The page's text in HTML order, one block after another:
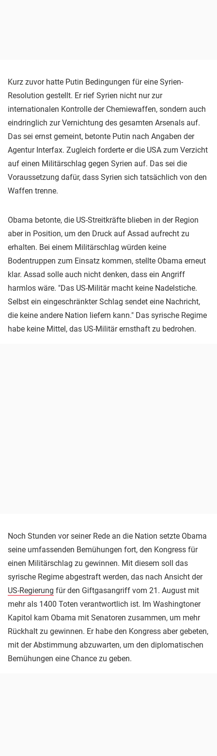
Kurz zuvor hatte Putin Bedingungen für eine Syrien-
Resolution gestellt. Er rief Syrien nicht nur zur
internationalen Kontrolle der Chemiewaffen, sondern auch
eindringlich zur Vernichtung des gesamten Arsenals auf.
Das sei ernst gemeint, betonte Putin nach Angaben der
Agentur Interfax. Zugleich forderte er die USA zum Verzicht
auf einen Militärschlag gegen Syrien auf. Das sei die
Voraussetzung dafür, dass Syrien sich tatsächlich von den
Waffen trenne.
Obama betonte, die US-Streitkräfte blieben in der Region
aber in Position, um den Druck auf Assad aufrecht zu
erhalten. Bei einem Militärschlag würden keine
Bodentruppen zum Einsatz kommen, stellte Obama erneut
klar. Assad solle auch nicht denken, dass ein Angriff
harmlos wäre. "Das US-Militär macht keine Nadelstiche.
Selbst ein eingeschränkter Schlag sendet eine Nachricht,
die keine andere Nation liefern kann." Das syrische Regime
habe keine Mittel, das US-Militär ernsthaft zu bedrohen.
Noch Stunden vor seiner Rede an die Nation setzte Obama
seine umfassenden Bemühungen fort, den Kongress für
einen Militärschlag zu gewinnen. Mit diesem soll das
syrische Regime abgestraft werden, das nach Ansicht der
US-Regierung für den Giftgasangriff vom 21. August mit
mehr als 1400 Toten verantwortlich ist. Im Washingtoner
Kapitol kam Obama mit Senatoren zusammen, um mehr
Rückhalt zu gewinnen. Er habe den Kongress aber gebeten,
mit der Abstimmung abzuwarten, um den diplomatischen
Bemühungen eine Chance zu geben.